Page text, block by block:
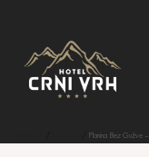
Planina Bez